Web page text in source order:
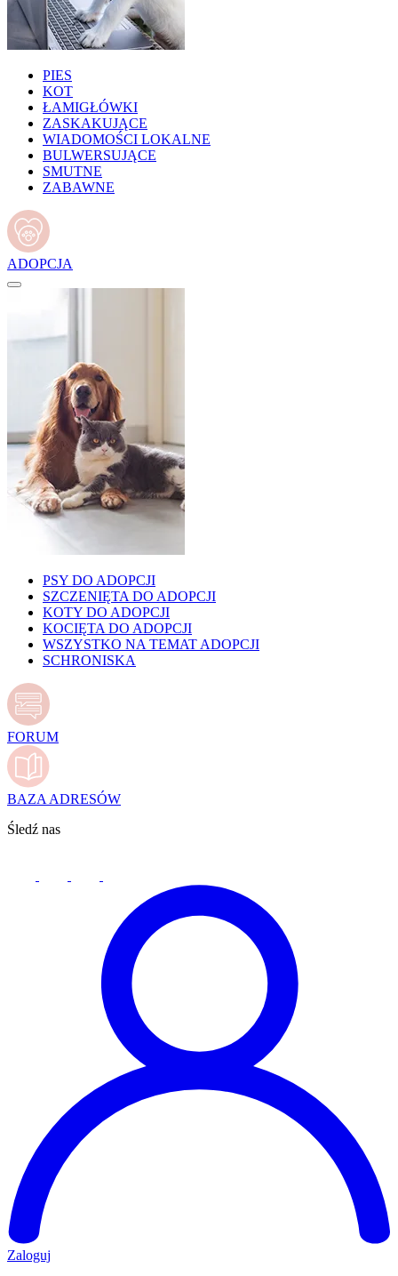
PIES
KOT
ŁAMIGŁÓWKI
ZASKAKUJĄCE
WIADOMOŚCI LOKALNE
BULWERSUJĄCE
SMUTNE
ZABAWNE
ADOPCJA
PSY DO ADOPCJI
SZCZENIĘTA DO ADOPCJI
KOTY DO ADOPCJI
KOCIĘTA DO ADOPCJI
WSZYSTKO NA TEMAT ADOPCJI
SCHRONISKA
FORUM
BAZA ADRESÓW
Śledź nas
Zaloguj